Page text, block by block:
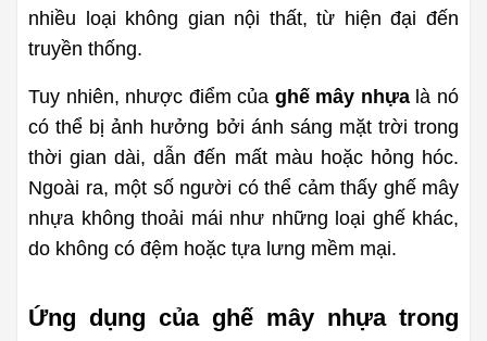
nhiều loại không gian nội thất, từ hiện đại đến
truyền thống.
Tuy nhiên, nhược điểm của ghế mây nhựa là nó
có thể bị ảnh hưởng bởi ánh sáng mặt trời trong
thời gian dài, dẫn đến mất màu hoặc hỏng hóc.
Ngoài ra, một số người có thể cảm thấy ghế mây
nhựa không thoải mái như những loại ghế khác,
do không có đệm hoặc tựa lưng mềm mại.
Ứng dụng của ghế mây nhựa trong